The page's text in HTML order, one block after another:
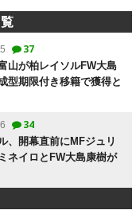
37
山が柏レイソルFW大島
型期限付き移籍で獲得と
34
、開幕直前にMFジュリ
ネイロとFW大島康樹が